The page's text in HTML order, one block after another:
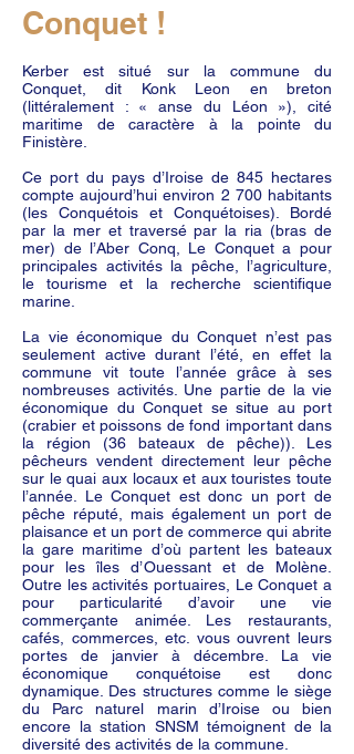
Conquet !
Kerber est situé sur la commune du
Conquet, dit Konk Leon en breton
(littéralement : « anse du Léon »), cité
maritime de caractère à la pointe du
Finistère.
Ce port du pays d’Iroise de 845 hectares
compte aujourd’hui environ 2 700 habitants
(les Conquétois et Conquétoises). Bordé
par la mer et traversé par la ria (bras de
mer) de l’Aber Conq, Le Conquet a pour
principales activités la pêche, l’agriculture,
le tourisme et la recherche scientifique
marine.
La vie économique du Conquet n’est pas
seulement active durant l’été, en effet la
commune vit toute l’année grâce à ses
nombreuses activités. Une partie de la vie
économique du Conquet se situe au port
(crabier et poissons de fond important dans
la région (36 bateaux de pêche)). Les
pêcheurs vendent directement leur pêche
sur le quai aux locaux et aux touristes toute
l’année. Le Conquet est donc un port de
pêche réputé, mais également un port de
plaisance et un port de commerce qui abrite
la gare maritime d’où partent les bateaux
pour les îles d’Ouessant et de Molène.
Outre les activités portuaires, Le Conquet a
pour particularité d’avoir une vie
commerçante animée. Les restaurants,
cafés, commerces, etc. vous ouvrent leurs
portes de janvier à décembre. La vie
économique conquétoise est donc
dynamique. Des structures comme le siège
du Parc naturel marin d’Iroise ou bien
encore la station SNSM témoignent de la
diversité des activités de la commune.